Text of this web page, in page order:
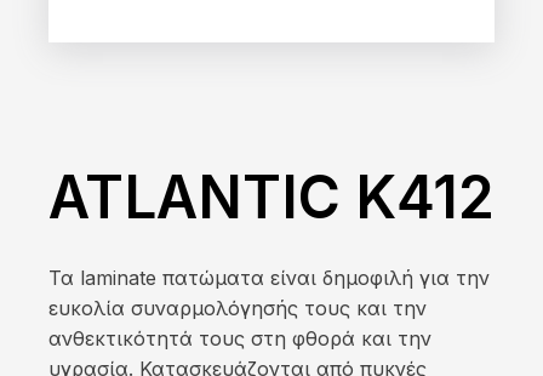
ATLANTIC K412
Τα laminate πατώματα είναι δημοφιλή για την
ευκολία συναρμολόγησής τους και την
ανθεκτικότητά τους στη φθορά και την
υγρασία. Κατασκευάζονται από πυκνές